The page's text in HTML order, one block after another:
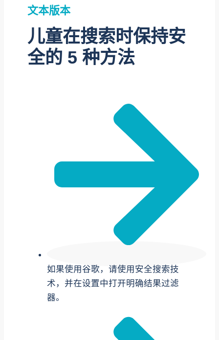
文本版本
儿童在搜索时保持安
全的 5 种方法
如果使用谷歌，请使用安全搜索技
术，并在设置中打开明确结果过滤
器。